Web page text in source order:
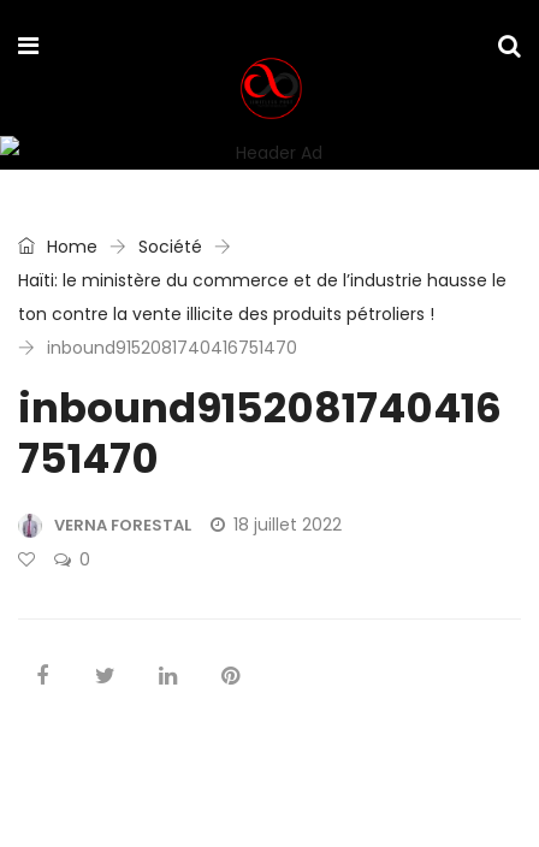
Home
Société
Haïti: le ministère du commerce et de l’industrie hausse le
ton contre la vente illicite des produits pétroliers !
inbound9152081740416751470
inbound9152081740416
751470
VERNA FORESTAL
18 juillet 2022
0